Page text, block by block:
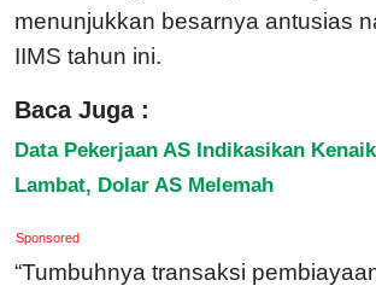
menunjukkan besarnya antusias
IIMS tahun ini.
Baca Juga :
Data Pekerjaan AS Indikasikan
Lambat, Dolar AS Melemah
Sponsored
“Tumbuhnya transaksi